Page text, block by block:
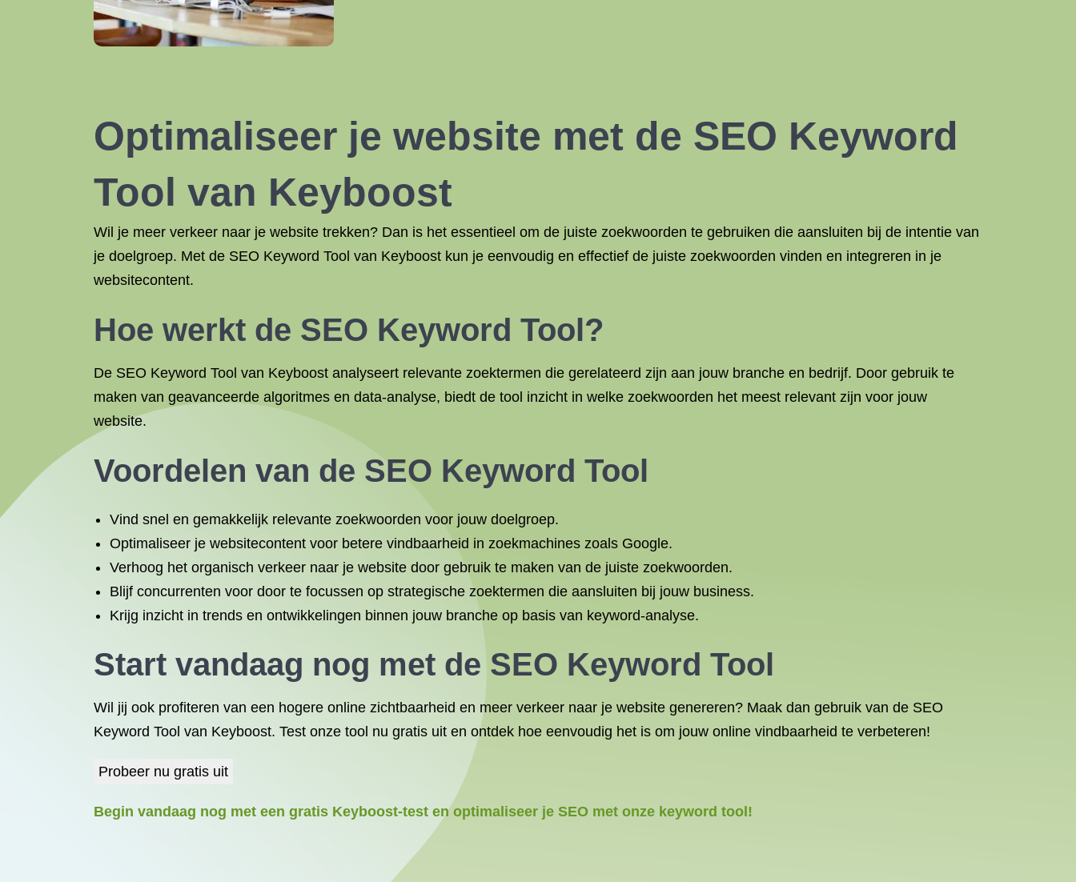
Optimaliseer je website met de SEO Keyword
Tool van Keyboost
Wil je meer verkeer naar je website trekken? Dan is het essentieel om de juiste zoekwoorden te gebruiken die aansluiten bij de intentie van
je doelgroep. Met de SEO Keyword Tool van Keyboost kun je eenvoudig en effectief de juiste zoekwoorden vinden en integreren in je
websitecontent.
Hoe werkt de SEO Keyword Tool?
De SEO Keyword Tool van Keyboost analyseert relevante zoektermen die gerelateerd zijn aan jouw branche en bedrijf. Door gebruik te
maken van geavanceerde algoritmes en data-analyse, biedt de tool inzicht in welke zoekwoorden het meest relevant zijn voor jouw
website.
Voordelen van de SEO Keyword Tool
Vind snel en gemakkelijk relevante zoekwoorden voor jouw doelgroep.
Optimaliseer je websitecontent voor betere vindbaarheid in zoekmachines zoals Google.
Verhoog het organisch verkeer naar je website door gebruik te maken van de juiste zoekwoorden.
Blijf concurrenten voor door te focussen op strategische zoektermen die aansluiten bij jouw business.
Krijg inzicht in trends en ontwikkelingen binnen jouw branche op basis van keyword-analyse.
Start vandaag nog met de SEO Keyword Tool
Wil jij ook profiteren van een hogere online zichtbaarheid en meer verkeer naar je website genereren? Maak dan gebruik van de SEO
Keyword Tool van Keyboost. Test onze tool nu gratis uit en ontdek hoe eenvoudig het is om jouw online vindbaarheid te verbeteren!
Probeer nu gratis uit
Begin vandaag nog met een gratis Keyboost-test en optimaliseer je SEO met onze keyword tool!